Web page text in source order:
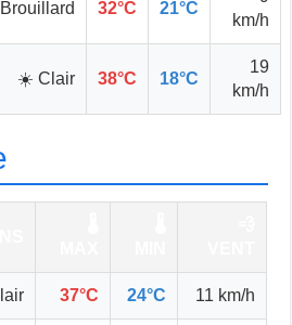
32°C 21°C
km/h
☀️ Clair 38°C 18°C
19
km/h
37°C 24°C 11 km/h